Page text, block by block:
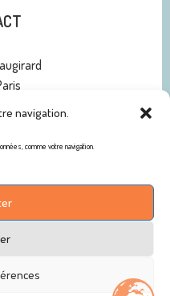
navigation.
comme votre navigation.
10
/ Tous droits réservés /